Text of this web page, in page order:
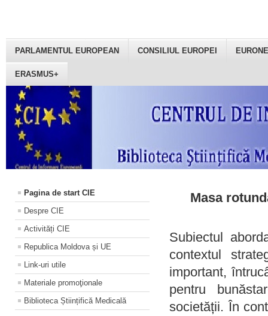
PARLAMENTUL EUROPEAN CONSILIUL EUROPEI
ERASMUS+
Pagina de start CIE
Despre CIE
Activități CIE
Republica Moldova și UE
Link-uri utile
Materiale promoţionale
Biblioteca Științifică Medicală
Masa
Subiectul
contextul
important,
pentru
societății. În